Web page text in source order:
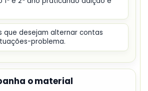
que desejam alternar contas
problema.
o material